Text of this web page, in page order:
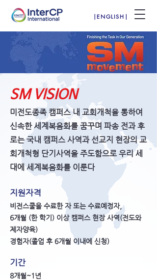
|ENGLISH|
SM VISION
​미전도종족 캠퍼스 내 교회개척을 통하여
신속한 세계복음화를 꿈꾸며 파송 전과 후
로는 국내 캠퍼스 사역과 선교지 현장의 교
회개척형 단기사역을 주도함으로 우리 세
대에 세계복음화를 이룬다
​지원자격
비전스쿨을 수료한 자 또는 수료예정자,
6개월 (한 학기) 이상 캠퍼스 현장 사역(전도와
제자양육)
​경험자(졸업 후 6개월 이내에 신청)
기간
8개월~1년